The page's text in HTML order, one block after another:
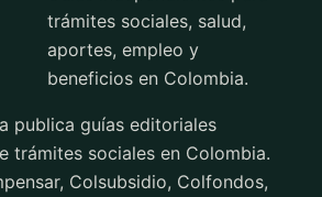
trámites sociales, salud,
aportes, empleo y
beneficios en Colombia.
publica guías editoriales
trámites sociales en Colombia.
Colsubsidio, Colfondos,